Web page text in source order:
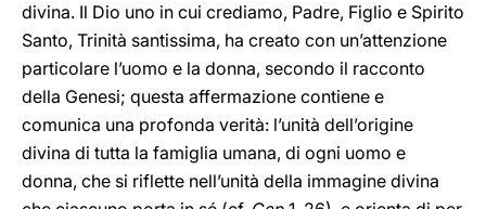
divina. Il Dio uno in cui crediamo, Padre, Figlio e Spirito
Santo, Trinità santissima, ha creato con un’attenzione
particolare l’uomo e la donna, secondo il racconto
della Genesi; questa affermazione contiene e
comunica una profonda verità: l’unità dell’origine
divina di tutta la famiglia umana, di ogni uomo e
donna, che si riflette nell’unità della immagine divina